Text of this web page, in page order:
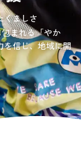
顔が溢れている
護関連事業所を運
すます高まる介護
くましさ
まれる「やか
を信じ、地域に開
放課後安心して
動(英語・習字・
保育所です。
護支援